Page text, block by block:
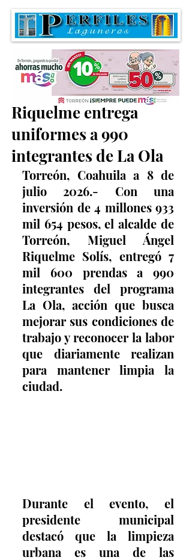
El alcalde Miguel
Riquelme entrega
uniformes a 990
integrantes de La Ola
Torreón, Coahuila a 8 de
julio 2026.- Con una
inversión de 4 millones 933
mil 654 pesos, el alcalde de
Torreón, Miguel Ángel
Riquelme Solís, entregó 7
mil 600 prendas a 990
integrantes del programa
La Ola, acción que busca
mejorar sus condiciones de
trabajo y reconocer la labor
que diariamente realizan
para mantener limpia la
ciudad.
Durante el evento, el
presidente municipal
destacó que la limpieza
urbana es una de las